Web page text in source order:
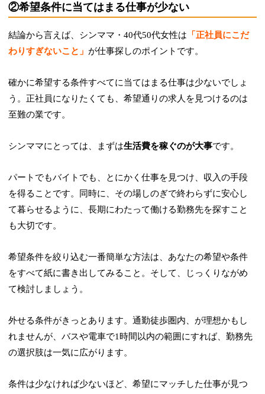
②希望条件に当てはまる仕事が少ない
結論から言えば、シンママ・40代50代女性は 「正社員にこだ
わりすぎないこと」 が仕事探しのポイントです。
確かに希望する条件すべてに当てはまる仕事は少ないでしょ
う。正社員になりたくても、希望通りの求人を見つけるのは
至難の業です。
シンママにとっては、まずは生活費を稼ぐのが大事です。
パートでもバイトでも、とにかく仕事を見つけ、収入の手段
を得ることです。同時に、その場しのぎで終わらずに安心し
て暮らせるように、長期にわたって働ける勤務先を探すこと
も大切です。
希望条件を絞り込む一番簡単な方法は、あなたの希望や条件
をすべて紙に書き出してみること。そして、じっくりながめ
て検討しましょう。
外せる条件がきっとあります。通勤徒歩圏内、が理想かもし
れませんが、バスや電車で1時間以内の範囲にすれば、勤務先
の選択肢は一気に広がります。
条件は少なければ少ないほど、希望にマッチした仕事が見つ